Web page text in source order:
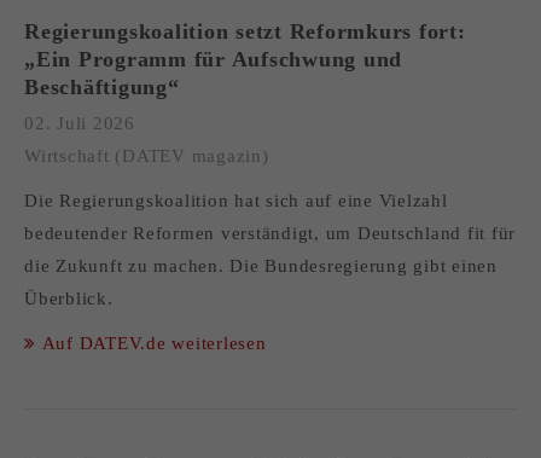
Regierungskoalition setzt Reformkurs fort:
„Ein Programm für Aufschwung und
Beschäftigung“
02. Juli 2026
Wirtschaft (DATEV magazin)
Die Regierungskoalition hat sich auf eine Vielzahl
bedeutender Reformen verständigt, um Deutschland fit für
die Zukunft zu machen. Die Bundesregierung gibt einen
Überblick.
Auf DATEV.de weiterlesen